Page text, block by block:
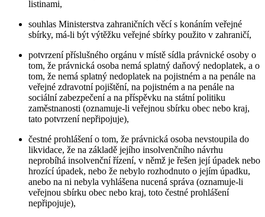
listinami,
souhlas Ministerstva zahraničních věcí s konáním veřejné
sbírky, má-li být výtěžku veřejné sbírky použito v zahraničí,
potvrzení příslušného orgánu v místě sídla právnické osoby o
tom, že právnická osoba nemá splatný daňový nedoplatek, a o
tom, že nemá splatný nedoplatek na pojistném a na penále na
veřejné zdravotní pojištění, na pojistném a na penále na
sociální zabezpečení a na příspěvku na státní politiku
zaměstnanosti (oznamuje-li veřejnou sbírku obec nebo kraj,
tato potvrzení nepřipojuje),
čestné prohlášení o tom, že právnická osoba nevstoupila do
likvidace, že na základě jejího insolvenčního návrhu
neprobíhá insolvenční řízení, v němž je řešen její úpadek nebo
hrozící úpadek, nebo že nebylo rozhodnuto o jejím úpadku,
anebo na ni nebyla vyhlášena nucená správa (oznamuje-li
veřejnou sbírku obec nebo kraj, toto čestné prohlášení
nepřipojuje),